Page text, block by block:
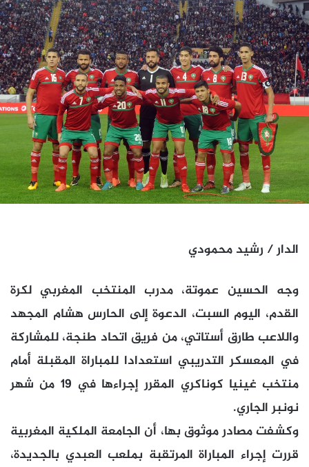
الدار / رشيد محمودي
وجه الحسين عموتة، مدرب المنتخب المغربي لكرة
القدم، اليوم السبت، الدعوة إلى الحارس هشام المجهد
واللاعب طارق أستاتي، من فريق اتحاد طنجة، للمشاركة
في المعسكر التدريبي استعدادا للمباراة المقبلة أمام
منتخب غينيا كوناكري المقرر إجراءها في 19 من شهر
نونبر الجاري.
وكشفت مصادر موثوق بها، أن الجامعة الملكية المغربية
قررت إجراء المباراة المرتقبة بملعب العبدي بالجديدة،